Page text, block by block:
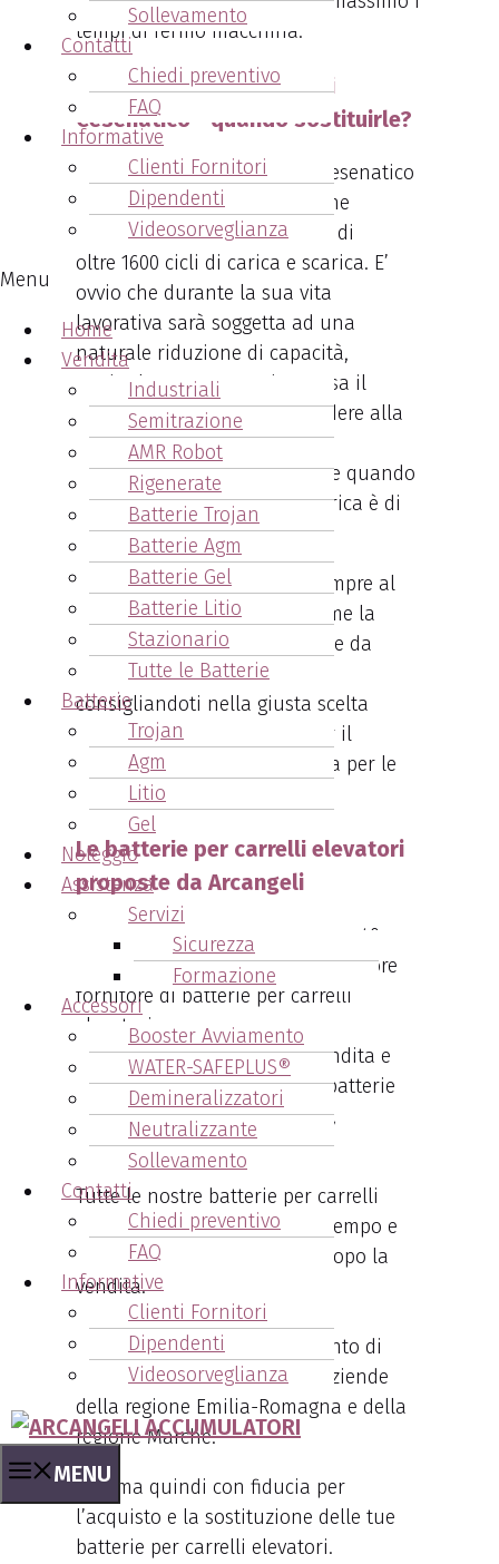
Sollevamento
Contatti
Chiedi preventivo
FAQ
Informative
Clienti Fornitori
Dipendenti
Videosorveglianza
Menu
Home
Vendita
Industriali
Semitrazione
AMR Robot
Rigenerate
Batterie Trojan
Batterie Agm
Batterie Gel
Batterie Litio
Stazionario
Tutte le Batterie
Batterie
Trojan
Agm
Litio
Gel
Noleggio
Assistenza
Servizi
Sicurezza
Formazione
Accessori
Booster Avviamento
WATER-SAFEPLUS®
Demineralizzatori
Neutralizzante
Sollevamento
Contatti
Chiedi preventivo
FAQ
Informative
Clienti Fornitori
Dipendenti
Videosorveglianza
MENU
tempi di fermo macchina.
Batterie carrelli elevatori
Cesenatico - quando sostituirle?
Una batteria per muletto viene
venduta con una vita teorica di
oltre 1600 cicli di carica e scarica. E’
ovvio che durante la sua vita
lavorativa sarà soggetta ad una
naturale riduzione di capacità,
graduale man mano che passa il
tempo. Consigliamo di procedere alla
sostituzione della batteria di
trazioneper carrello elevatore quando
la sua capacità residua di carica è di
circa il 20%.
Arcangeli Accumulatori
è sempre al
tuo fianco per valutare insieme la
capacità residua delle batterie da
trazione della tua azienda,
consigliandoti nella giusta scelta
della
batteria da trazione per il
carrello elevatore più indicata per le
tue esigenze.
Le batterie per carrelli elevatori
proposte da Arcangeli
Arcangeli Accumulatori da oltre 40
anni si propone come il tuo migliore
fornitore di batterie per carrelli
elevatori.
Ci occupiamo infatti della vendita e
della assistenza per tutte le batterie
trazione per carrelli elevatori,
transpallet e muletti elettrici.
Tutte le nostre batterie per carrelli
elevatori sono garantite nel tempo e
forniamo assistenza anche dopo la
vendita.
Per questi motivi Arcangeli
Accumulatori è da anni il punto di
riferimento delle principali aziende
della regione Emilia-Romagna e della
regione Marche.
Chiama quindi con fiducia per
l’acquisto e la sostituzione delle tue
batterie per carrelli elevatori.